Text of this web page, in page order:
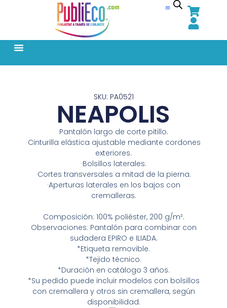
SKU: PA0521
NEAPOLIS
Pantalón largo de corte pitillo.
·Cinturilla elástica ajustable mediante cordones
exteriores.
·Bolsillos laterales.
·Cortes transversales a mitad de la pierna.
·Aperturas laterales en los bajos con
cremalleras.
Composición: 100% poliéster, 200 g/m².
Observaciones: Pantalón para combinar con
sudadera EPIRO e ILIADA.
*Etiqueta removible.
*Tejido técnico.
*Duración en catálogo 3 años.
*Su pedido puede incluir modelos con bolsillos
con cremallera y otros sin cremallera, según
disponibilidad.